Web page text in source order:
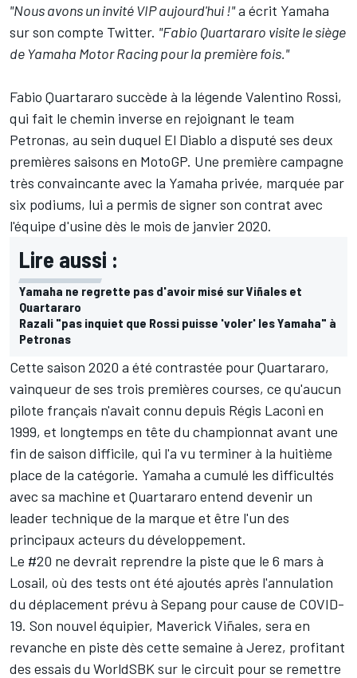
"Nous avons un invité VIP aujourd'hui !"a écrit Yamaha
sur son compte Twitter. "Fabio Quartararo visite le siège
de Yamaha Motor Racing pour la première fois."
Fabio Quartararo succède à la légende Valentino Rossi,
qui fait le chemin inverse en rejoignant le team
Petronas, au sein duquel El Diablo a disputé ses deux
premières saisons en MotoGP. Une première campagne
très convaincante avec la Yamaha privée, marquée par
six podiums, lui a permis de signer son contrat avec
l'équipe d'usine dès le mois de janvier 2020.
Lire aussi :
Yamaha ne regrette pas d'avoir misé sur Viñales et
Quartararo
Razali "pas inquiet que Rossi puisse 'voler' les Yamaha" à
Petronas
Cette saison 2020 a été contrastée pour Quartararo,
vainqueur de ses trois premières courses, ce qu'aucun
pilote français n'avait connu depuis Régis Laconi en
1999, et longtemps en tête du championnat avant une
fin de saison difficile, qui l'a vu terminer à la huitième
place de la catégorie. Yamaha a cumulé les difficultés
avec sa machine et Quartararo entend devenir un
leader technique de la marque et être l'un des
principaux acteurs du développement.
Le #20 ne devrait reprendre la piste que le 6 mars à
Losail, où des tests ont été ajoutés après l'annulation
du déplacement prévu à Sepang pour cause de COVID-
19. Son nouvel équipier, Maverick Viñales, sera en
revanche en piste dès cette semaine à Jerez, profitant
des essais du WorldSBK sur le circuit pour se remettre